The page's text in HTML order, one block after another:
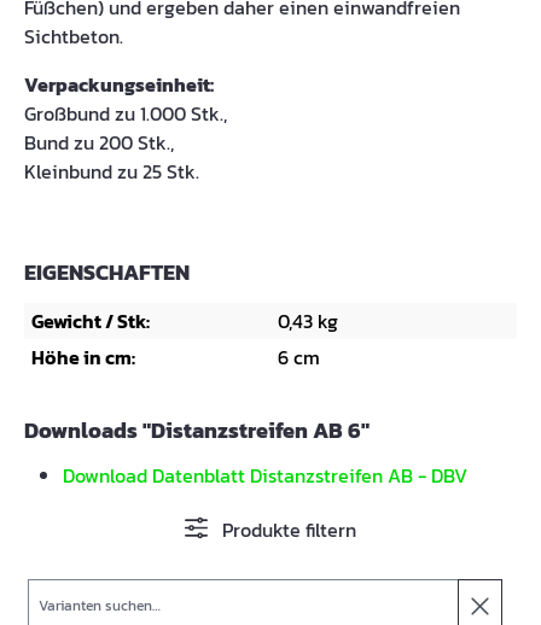
Füßchen) und ergeben daher einen einwandfreien
Sichtbeton.
Verpackungseinheit:
Großbund zu 1.000 Stk.,
Bund zu 200 Stk.,
Kleinbund zu 25 Stk.
EIGENSCHAFTEN
Gewicht / Stk:
0,43 kg
Höhe in cm:
6 cm
Downloads "Distanzstreifen AB 6"
Download Datenblatt Distanzstreifen AB - DBV
Produkte filtern